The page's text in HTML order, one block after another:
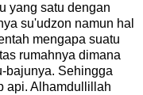
yang satu dengan
su'udzon namun hal
mengapa suatu
rumahnya dimana
bajunya. Sehingga
api. Alhamdullillah